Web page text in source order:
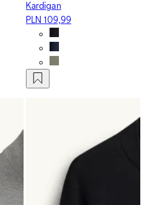
Kardigan
PLN 109,99